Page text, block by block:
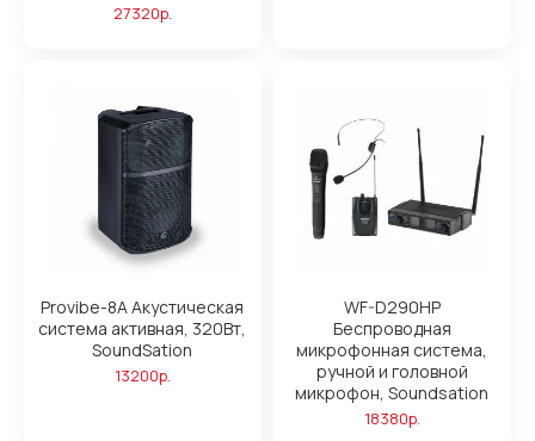
27320р.
Provibe-8A Акустическая
система активная, 320Вт,
SoundSation
13200р.
WF-D290HP
Беспроводная
микрофонная система,
ручной и головной
микрофон, Soundsation
18380р.